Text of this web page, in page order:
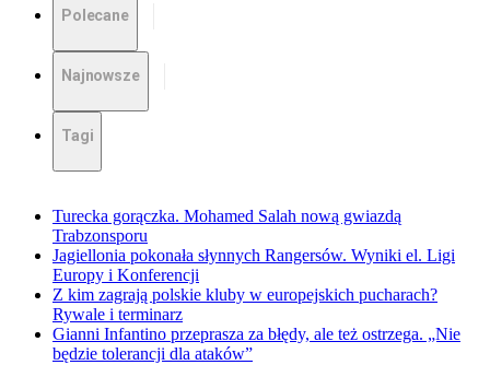
Polecane
Najnowsze
Tagi
Turecka gorączka. Mohamed Salah nową gwiazdą
Trabzonsporu
Jagiellonia pokonała słynnych Rangersów. Wyniki el. Ligi
Europy i Konferencji
Z kim zagrają polskie kluby w europejskich pucharach?
Rywale i terminarz
Gianni Infantino przeprasza za błędy, ale też ostrzega. „Nie
będzie tolerancji dla ataków”